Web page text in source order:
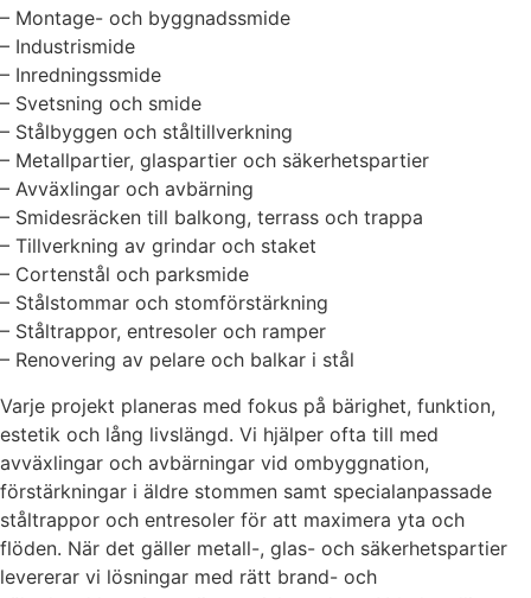
– Montage- och byggnadssmide
– Industrismide
– Inredningssmide
– Svetsning och smide
– Stålbyggen och ståltillverkning
– Metallpartier, glaspartier och säkerhetspartier
– Avväxlingar och avbärning
– Smidesräcken till balkong, terrass och trappa
– Tillverkning av grindar och staket
– Cortenstål och parksmide
– Stålstommar och stomförstärkning
– Ståltrappor, entresoler och ramper
– Renovering av pelare och balkar i stål
Varje projekt planeras med fokus på bärighet, funktion,
estetik och lång livslängd. Vi hjälper ofta till med
avväxlingar och avbärningar vid ombyggnation,
förstärkningar i äldre stommen samt specialanpassade
ståltrappor och entresoler för att maximera yta och
flöden. När det gäller metall-, glas- och säkerhetspartier
levererar vi lösningar med rätt brand- och